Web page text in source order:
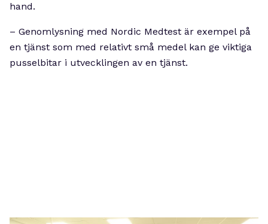
hand.
– Genomlysning med Nordic Medtest är exempel på
en tjänst som med relativt små medel kan ge viktiga
pusselbitar i utvecklingen av en tjänst.